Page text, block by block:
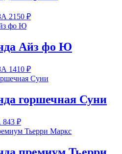
2150 ₽
Айз фо Ю
1410 ₽
горшечная Суни
₽